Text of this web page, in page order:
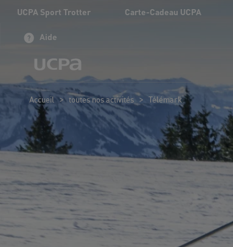
UCPA Sport Trotter Carte-Cadeau UCPA
Aide
Accueil > toutes nos activités > Télémark